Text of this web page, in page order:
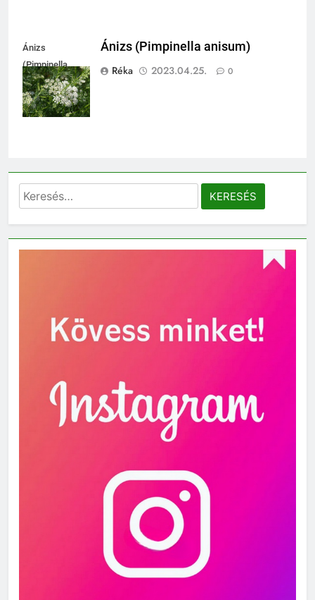
Ánizs
(Pimpinella
anisum)
Ánizs (Pimpinella anisum)
Réka
2023.04.25. 0
Keresés: